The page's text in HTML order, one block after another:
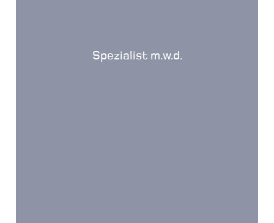
Spezialist m.w.d.
Fachwissen und Marktkenntnisse. Profitieren Sie